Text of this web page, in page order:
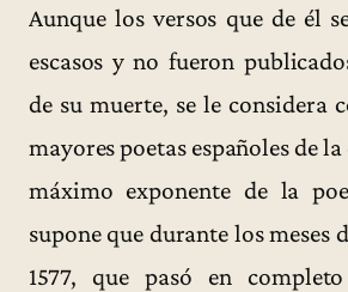
Aunque los versos que de él
escasos y no fueron
de su muerte, se le considera
mayores poetas españoles de
máximo exponente de la
supone que durante los meses
1577, que pasó en